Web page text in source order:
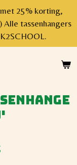
25% korting,
tassenhangers